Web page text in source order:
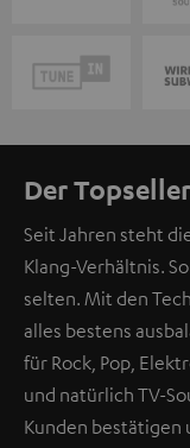
Der
Seit Jahren steht
Klang-Verhältnis.
selten. Mit den
alles bestens
für Rock, Pop,
und natürlich TV-
Kunden bestätigen